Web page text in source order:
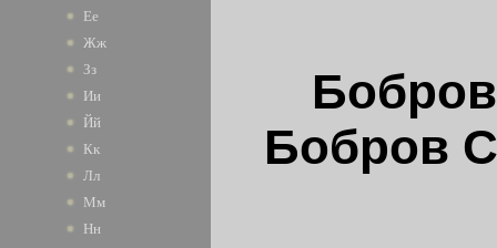
Ее
Жж
Зз
Ии
Йй
Кк
Лл
Мм
Нн
Бобров